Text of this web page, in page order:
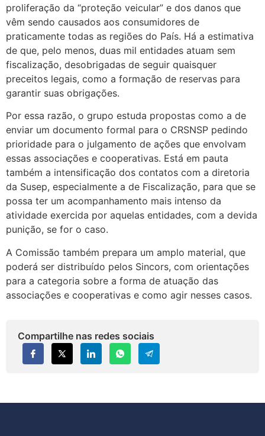
proliferação da “proteção veicular” e dos danos que
vêm sendo causados aos consumidores de
praticamente todas as regiões do País. Há a estimativa
de que, pelo menos, duas mil entidades atuam sem
fiscalização, desobrigadas de seguir quaisquer
preceitos legais, como a formação de reservas para
garantir suas obrigações.
Por essa razão, o grupo estuda propostas como a de
enviar um documento formal para o CRSNSP pedindo
prioridade para o julgamento de ações que envolvam
essas associações e cooperativas. Está em pauta
também a intensificação dos contatos com a diretoria
da Susep, especialmente a de Fiscalização, para que se
possa ter um acompanhamento mais intenso da
atividade exercida por aquelas entidades, com a devida
punição, se for o caso.
A Comissão também prepara um amplo material, que
poderá ser distribuído pelos Sincors, com orientações
para a categoria sobre a forma de atuação das
associações e cooperativas e como agir nesses casos.
Compartilhe nas redes sociais